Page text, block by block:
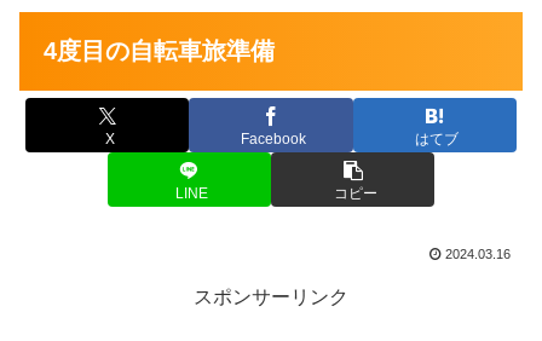
4度目の自転車旅準備
X Facebook はてブ
LINE コピー
2024.03.16
スポンサーリンク